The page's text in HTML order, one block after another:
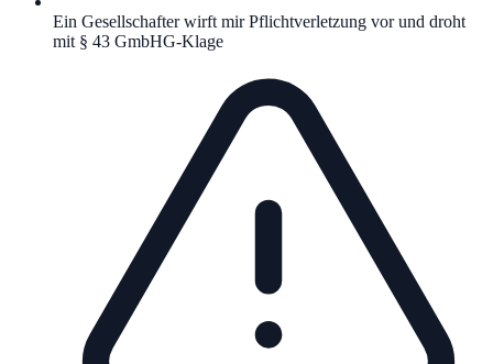
Ein Gesellschafter wirft mir Pflichtverletzung vor und droht
mit § 43 GmbHG-Klage